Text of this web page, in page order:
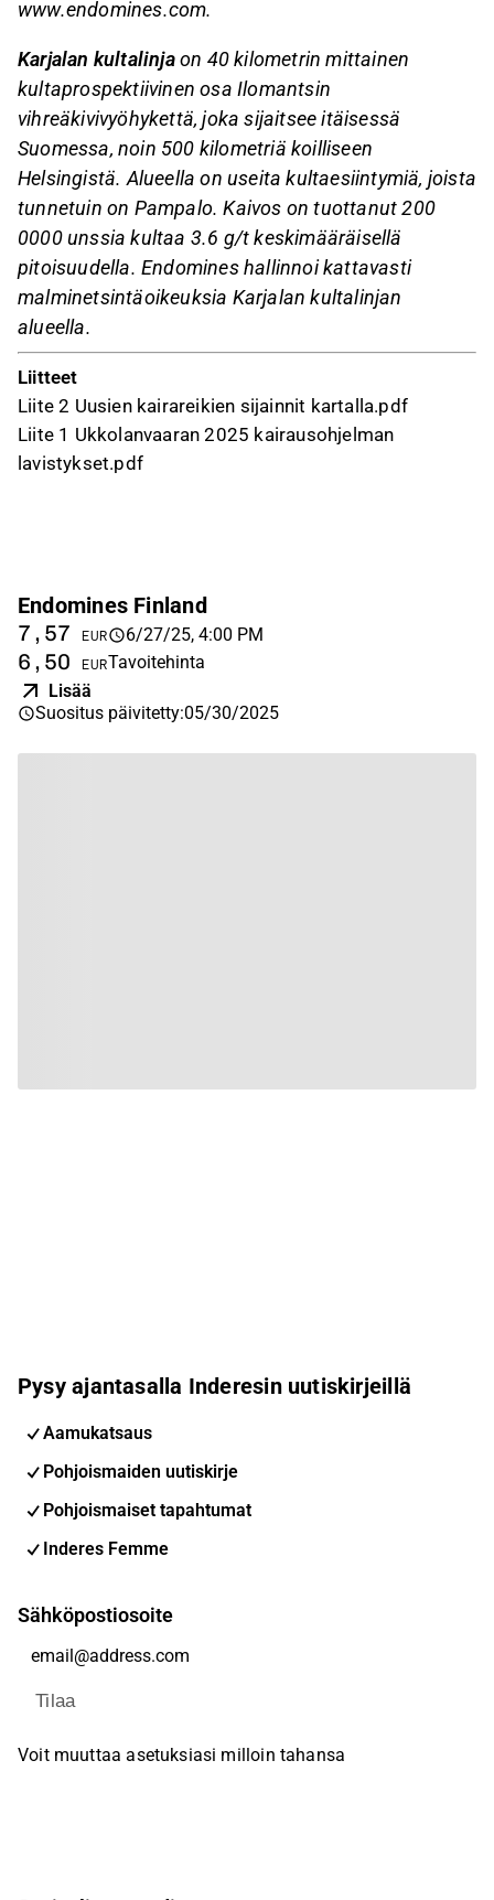
www.endomines.com.
Karjalan kultalinjaon 40 kilometrin mittainen
kultaprospektiivinen osa Ilomantsin
vihreäkivivyöhykettä, joka sijaitsee itäisessä
Suomessa, noin 500 kilometriä koilliseen
Helsingistä. Alueella on useita kultaesiintymiä, joista
tunnetuin on Pampalo. Kaivos on tuottanut 200
0000 unssia kultaa 3.6 g/t keskimääräisellä
pitoisuudella. Endomines hallinnoi kattavasti
malminetsintäoikeuksia Karjalan kultalinjan
alueella.
Liitteet
Liite 2 Uusien kairareikien sijainnit kartalla.pdf
Liite 1 Ukkolanvaaran 2025 kairausohjelman
lavistykset.pdf
Endomines Finland
7,57 EUR 6/27/25, 4:00 PM
6,50 EURTavoitehinta
Lisää
Suositus päivitetty:05/30/2025
Pysy ajantasalla Inderesin uutiskirjeillä
Aamukatsaus
Pohjoismaiden uutiskirje
Pohjoismaiset tapahtumat
Inderes Femme
Sähköpostiosoite
Tilaa
Voit muuttaa asetuksiasi milloin tahansa